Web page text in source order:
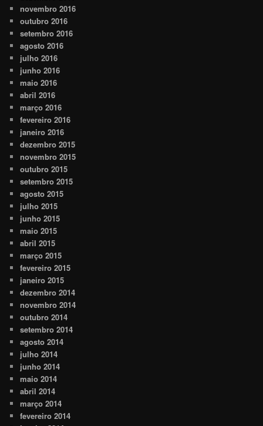
novembro 2016
outubro 2016
setembro 2016
agosto 2016
julho 2016
junho 2016
maio 2016
abril 2016
março 2016
fevereiro 2016
janeiro 2016
dezembro 2015
novembro 2015
outubro 2015
setembro 2015
agosto 2015
julho 2015
junho 2015
maio 2015
abril 2015
março 2015
fevereiro 2015
janeiro 2015
dezembro 2014
novembro 2014
outubro 2014
setembro 2014
agosto 2014
julho 2014
junho 2014
maio 2014
abril 2014
março 2014
fevereiro 2014